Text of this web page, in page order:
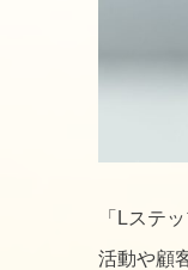
「Lステ
活動や顧